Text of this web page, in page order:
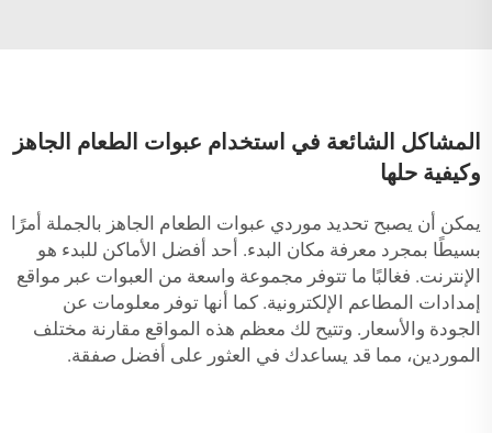
المشاكل الشائعة في استخدام عبوات الطعام الجاهز
وكيفية حلها
يمكن أن يصبح تحديد موردي عبوات الطعام الجاهز بالجملة أمرًا
بسيطًا بمجرد معرفة مكان البدء. أحد أفضل الأماكن للبدء هو
الإنترنت. فغالبًا ما تتوفر مجموعة واسعة من العبوات عبر مواقع
إمدادات المطاعم الإلكترونية. كما أنها توفر معلومات عن
الجودة والأسعار. وتتيح لك معظم هذه المواقع مقارنة مختلف
الموردين، مما قد يساعدك في العثور على أفضل صفقة.